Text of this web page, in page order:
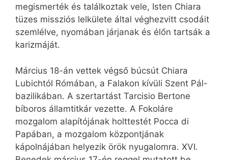
megismerték és találkoztak vele, Isten Chiara
tüzes missziós lelkülete által véghezvitt csodáit
szemlélve, nyomában járjanak és élőn tartsák a
karizmáját.
Március 18-án vettek végső búcsút Chiara
Lubichtól Rómában, a Falakon kívüli Szent Pál-
bazilikában. A szertartást Tarcisio Bertone
bíboros államtitkár vezette. A Fokoláre
mozgalom alapítójának holttestét Pocca di
Papában, a mozgalom központjának
kápolnájában helyezik örök nyugalomra. XVI.